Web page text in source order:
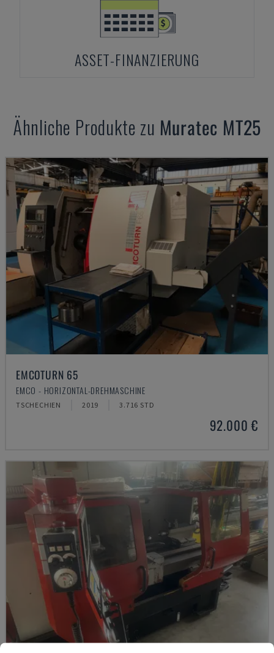
ASSET-FINANZIERUNG
Ähnliche Produkte zu Muratec MT25
EMCOTURN 65
EMCO - HORIZONTAL-DREHMASCHINE
TSCHECHIEN 2019 3.716 STD
92.000 €